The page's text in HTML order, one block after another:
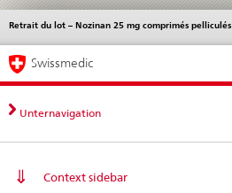
Navigation
directe:
actualités,
bases
contact
Actualités & Mises à
normes
Retrait du lot – Nozinan 25 mg comprimés pelliculés
Service
Navigation
Swissmedic
Unternavigation
Context sidebar